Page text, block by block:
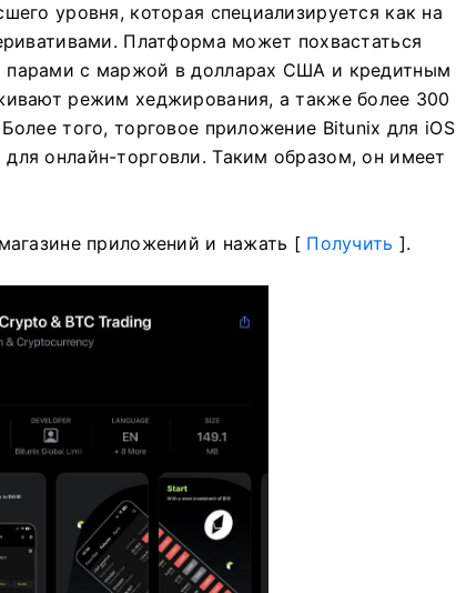
уровня, которая специализируется как на
Платформа может похвастаться
парами с маржой в долларах США и кредитным
режим хеджирования, а также более 300
Более того, торговое приложение Bitunix для iOS
онлайн-торговли.Таким образом, он имеет
приложений и нажать [ Получить ].